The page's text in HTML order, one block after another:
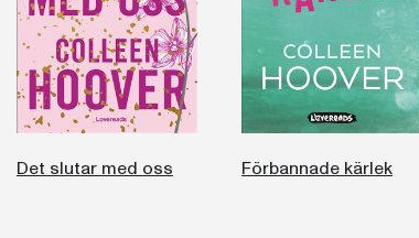
Det slutar med oss Förbannade kärlek